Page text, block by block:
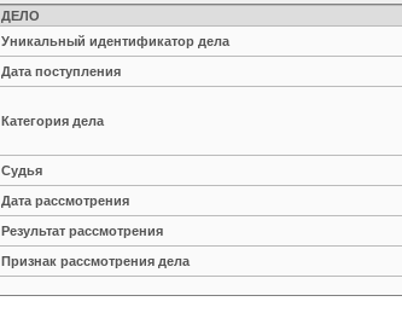
ДЕЛО
Уникальный идентификатор дела
Дата поступления
Категория дела
Судья
Дата рассмотрения
Результат рассмотрения
Признак рассмотрения дела